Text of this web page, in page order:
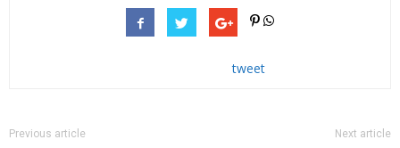
tweet
Previous article Next article